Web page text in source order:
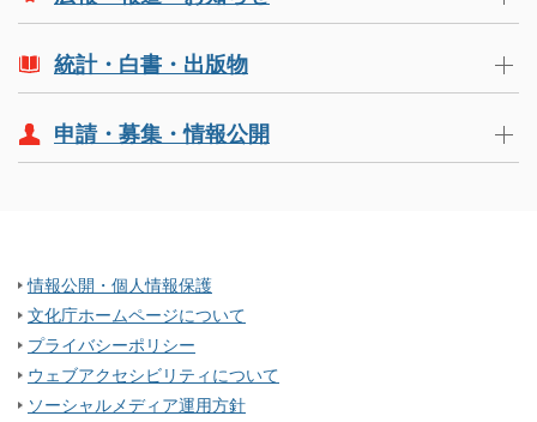
統計・白書・出版物
申請・募集・情報公開
情報公開・個人情報保護
文化庁ホームページについて
プライバシーポリシー
ウェブアクセシビリティについて
ソーシャルメディア運用方針